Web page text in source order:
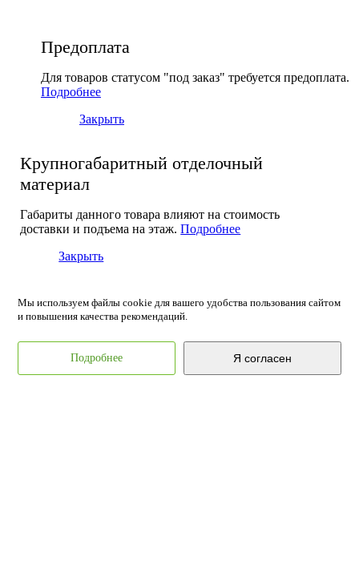
Предоплата
Для товаров статусом "под заказ" требуется предоплата.
Подробнее
Закрыть
Крупногабаритный отделочный
материал
Габариты данного товара влияют на стоимость
доставки и подъема на этаж.Подробнее
Закрыть
Мы используем файлы cookie для вашего удобства пользования сайтом
и повышения качества рекомендаций.
Подробнее Я согласен